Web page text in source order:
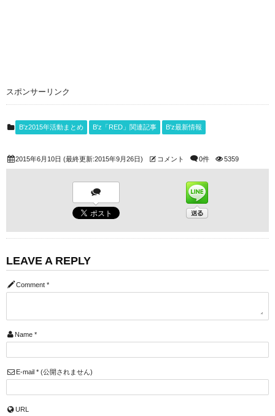
スポンサーリンク
B'z2015年活動まとめ B'z「RED」関連記事 B'z最新情報
2015年6月10日 (最終更新:2015年9月26日) コメント 0件 5359
LEAVE A REPLY
Comment *
Name *
E-mail *(公開されません)
URL